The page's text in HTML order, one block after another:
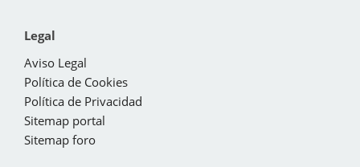
Legal
Aviso Legal
Política de Cookies
Política de Privacidad
Sitemap portal
Sitemap foro